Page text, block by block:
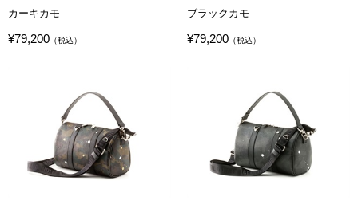
カーキカモ
¥79,200 （税込）
ブラックカモ
¥79,200 （税込）